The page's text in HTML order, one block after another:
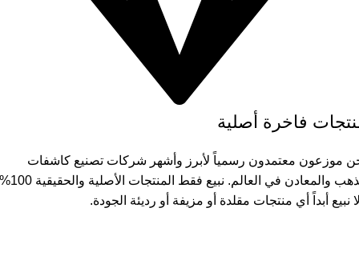
فاخرة أصلية
موزعون معتمدون رسمياً لأبرز وأشهر شركات تصنيع كاشفات
الذهب والمعادن في العالم. نبيع فقط
نبيع أبداً أي منتجات مقلدة أو مزيفة أو رديئة الجودة.